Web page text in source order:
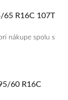
65 R16C 107T
nákupe spolu s
60 R16C